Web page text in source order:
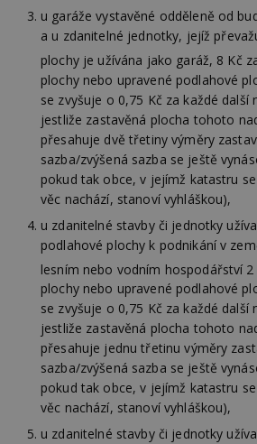
u garáže vystavěné odděleně od
a u zdanitelné jednotky, jejíž
plochy je užívána jako garáž, 8 Kč
plochy nebo upravené podlahové
se zvyšuje o 0,75 Kč za každé další
jestliže zastavěná plocha tohoto
přesahuje dvě třetiny výměry
sazba/zvýšená sazba se ještě
pokud tak obce, v jejímž katastru
věc nachází, stanoví vyhláškou),
u zdanitelné stavby či jednotky
podlahové plochy k podnikání v
lesním nebo vodním hospodářství 2
plochy nebo upravené podlahové
se zvyšuje o 0,75 Kč za každé další
jestliže zastavěná plocha tohoto
přesahuje jednu třetinu výměry
sazba/zvýšená sazba se ještě
pokud tak obce, v jejímž katastru
věc nachází, stanoví vyhláškou),
u zdanitelné stavby či jednotky